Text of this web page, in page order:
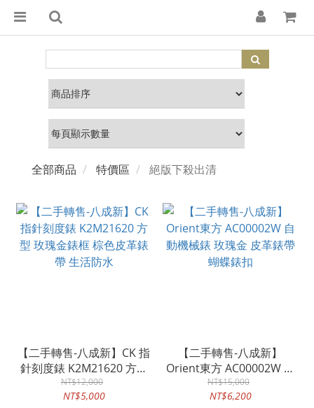
全部商品 特價區 絕版下殺出清
【二手轉售-八成新】CK 指
針刻度錶 K2M21620 方型
玫瑰金錶框 棕色皮革錶帶
生活防水
NT$12,000
NT$5,000
【二手轉售-八成新】
Orient東方 AC00002W 自
動機械錶 玫瑰金 皮革錶帶
蝴蝶錶扣
NT$15,000
NT$6,200